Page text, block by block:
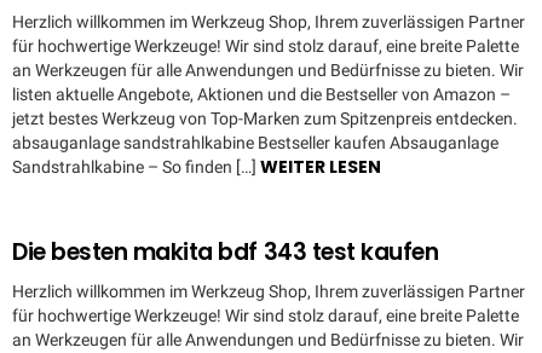
Herzlich willkommen im Werkzeug Shop, Ihrem zuverlässigen Partner
für hochwertige Werkzeuge! Wir sind stolz darauf, eine breite Palette
an Werkzeugen für alle Anwendungen und Bedürfnisse zu bieten. Wir
listen aktuelle Angebote, Aktionen und die Bestseller von Amazon –
jetzt bestes Werkzeug von Top-Marken zum Spitzenpreis entdecken.
absauganlage sandstrahlkabine Bestseller kaufen Absauganlage
Sandstrahlkabine – So finden […] WEITER LESEN
Die besten makita bdf 343 test kaufen
Herzlich willkommen im Werkzeug Shop, Ihrem zuverlässigen Partner
für hochwertige Werkzeuge! Wir sind stolz darauf, eine breite Palette
an Werkzeugen für alle Anwendungen und Bedürfnisse zu bieten. Wir